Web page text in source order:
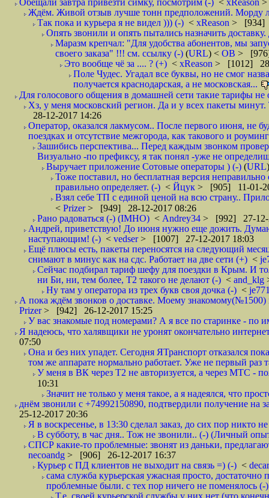
Обещали завтра привезти симку, посмотрим (-) < xReason
Ждём. Живой отзыв лучше тонн предположений. Морду
Так пока и курьера я не видел ))) (-) < xReason > [934]
Опять звонили и опять пытались назначить
Маразм крепчал: "Для удобства абонентов, мы
своего заказа" !!! см. ссылку (-) (URL) < ОВ >
Это вообще чё за .... ? (+) < xReason > [1012]
Поле Чудес. Угадал все буквы, но не смог
получается краснодарская, а не московская...
Для голосового общения в домашней сети такие тарифы не
Хз, у меня московский регион. Да и у всех пакеты
28-12-2017 14:26
Оператор, оказался лакмусом.. После первого июня, не
поездках и отсутствие межгорода, как такового и
Зашибись перспектива... Перед каждым звонком
Визуально -по префиксу, я так понял -уже не
Выручает приложение Сотовые операторы ) (-) (URL
Тоже поставил, но бесплатная версия
правильно определяет. (-) < Йцук > [905] 11-01-
Взял себе ТП с единой ценой на всю страну..
< Prizer> [949] 28-12-2017 08:26
Рано радоваться (-) (IMHO) < Andrey34 > [992] 27-12-
Андрей, приветствую! До июня нужно еще дожить.
наступающим! (-) < vedser> [1007] 27-12-2017 18:03
Ещё плюсы есть, пакеты переносятся на следующий
снимают в минус как на сдс. Работает на две сети (+) <
Сейчас подбирал тариф шефу для поездки в Крым. И
ни Би, ни, тем более, Т2 такого не делают (-) < and_klg
Ну там у оператора из трех букв своя дочка (-) <
А пока ждём звонков о доставке. Моему знакомому(№1500)
Prizer> [942] 26-12-2017 15:25
У вас знакомые под номерами? А я все по старинке - по
Я надеюсь, что халявщики не уронят окончательно
07:50
Она и без них упадет. Сегодня ЯТранспорт отказался
том же аппарате нормально работает. Уже не первый раз
У меня в ВК через Т2 не авторизуется, а через МТС -
10:31
Значит не только у меня такое, а я надеялся, что
днём звонили с +74992150890, подтвердили получение на
25-12-2017 20:36
Я в воскресенье, в 13:30 сделал заказ, до сих пор никто
В субботу, в час дня.. Тож не звонили.. (-) (Личный
СПСР какие-то проблемные: звонят из даньки,
necoandg > [906] 26-12-2017 16:37
Курьер с ПД клиентов не выходит на связь =) (-) <
сама служба курьерская ужасная просто,
проблемные были. с тех пор ничего не поменялось (-)
Т.е. своей курьерской службы у них нет (что